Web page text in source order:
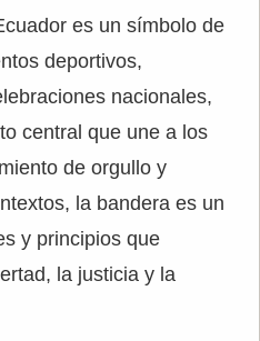
es un símbolo de
deportivos,
nacionales,
central que une a los
de orgullo y
la bandera es un
y principios que
la justicia y la